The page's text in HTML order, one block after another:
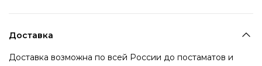
Доставка
Доставка возможна по всей России до постаматов и